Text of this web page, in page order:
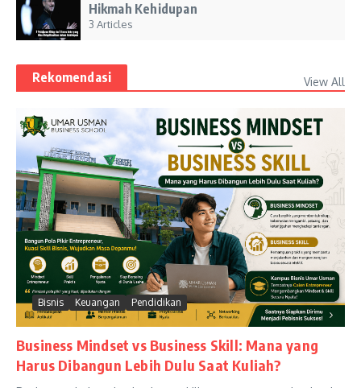
Hikmah Kehidupan
3 Articles
Rekomendasi View All
Bisnis Keuangan Pendidikan
Business Mindset vs Business Skill: Mana yang
Harus Dibangun Lebih Dulu Saat Kuliah?